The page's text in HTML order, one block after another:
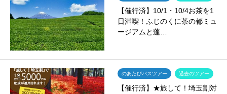
【催行済】10/1・10/4お茶を1
日満喫！ふじのくに茶の都ミュ
ージアムと蓬…
のあたびバスツアー 過去のツアー
【催行済】★旅して！埼玉割対